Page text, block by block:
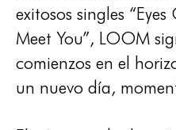
exitosos singles
Meet You”, LOOM
comienzos en el
un nuevo día,